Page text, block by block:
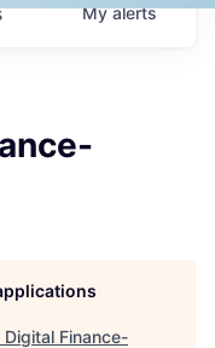
Myalerts
Digital Finance-